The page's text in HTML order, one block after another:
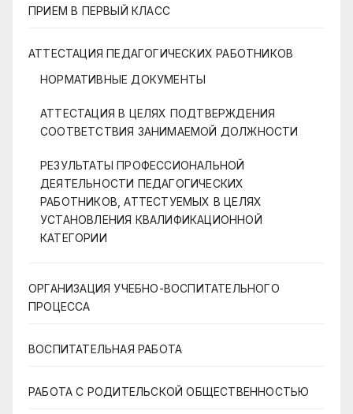
ПРИЕМ В ПЕРВЫЙ КЛАСС
АТТЕСТАЦИЯ ПЕДАГОГИЧЕСКИХ РАБОТНИКОВ
НОРМАТИВНЫЕ ДОКУМЕНТЫ
АТТЕСТАЦИЯ В ЦЕЛЯХ ПОДТВЕРЖДЕНИЯ
СООТВЕТСТВИЯ ЗАНИМАЕМОЙ ДОЛЖНОСТИ
РЕЗУЛЬТАТЫ ПРОФЕССИОНАЛЬНОЙ
ДЕЯТЕЛЬНОСТИ ПЕДАГОГИЧЕСКИХ
РАБОТНИКОВ, АТТЕСТУЕМЫХ В ЦЕЛЯХ
УСТАНОВЛЕНИЯ КВАЛИФИКАЦИОННОЙ
КАТЕГОРИИ
ОРГАНИЗАЦИЯ УЧЕБНО-ВОСПИТАТЕЛЬНОГО
ПРОЦЕССА
ВОСПИТАТЕЛЬНАЯ РАБОТА
РАБОТА С РОДИТЕЛЬСКОЙ ОБЩЕСТВЕННОСТЬЮ